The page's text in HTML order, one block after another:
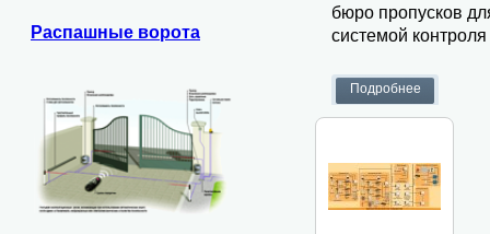
Распашные ворота
бюро пропусков
системой